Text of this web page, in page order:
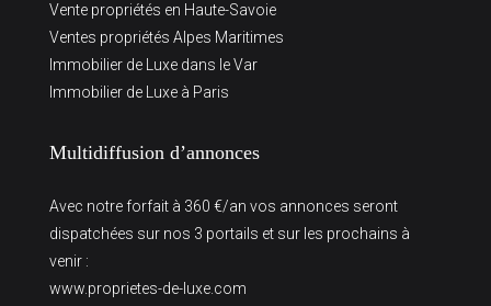
Vente propriétés en Haute-Savoie
Ventes propriétés Alpes Maritimes
Immobilier de Luxe dans le Var
Immobilier de Luxe à Paris
Multidiffusion d’annonces
Avec notre forfait à 360 €/an vos annonces seront
dispatchées sur nos 3 portails et sur les prochains à
venir :
www.proprietes-de-luxe.com